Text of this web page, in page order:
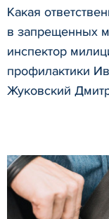
Какая
в запрещенных
инспектор
профилактики
Жуковский